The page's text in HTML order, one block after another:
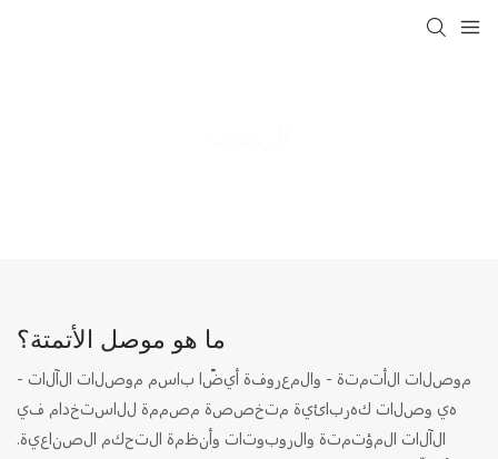
ما هو موصل الأتمتة؟
موصلات الأتمتة - والمعروفة أيضًا باسم موصلات الآلات -
هي وصلات كهربائية متخصصة مصممة للاستخدام في
الآلات المؤتمتة والروبوتات وأنظمة التحكم الصناعية.